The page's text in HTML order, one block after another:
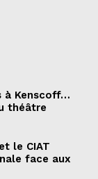
à Kenscoff…
théâtre
le CIAT
face aux